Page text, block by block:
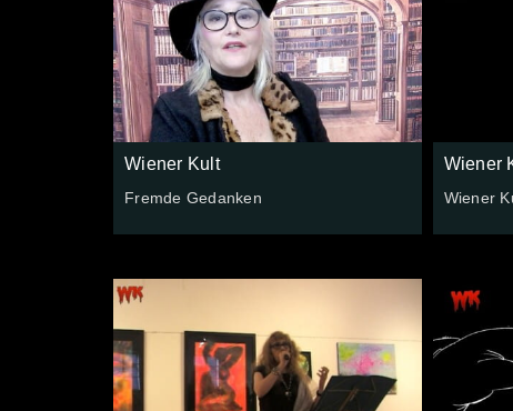
Wiener Kult
Fremde Gedanken
Wiener
Wiener